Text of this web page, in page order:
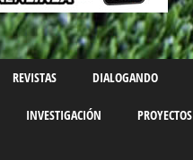
REVISTAS DIALOGANDO
INVESTIGACIÓN PROYECTOS